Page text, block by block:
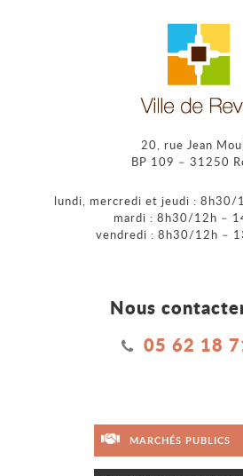
20, rue Jean
BP 109 – 31250
lundi, mercredi et jeudi :
mardi : 8h30/12h –
vendredi : 8h30/12h –
Nous
05 62 18
MARCHÉS PUBLICS